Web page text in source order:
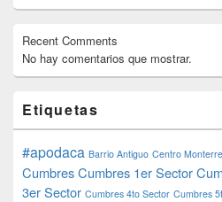
Recent Comments
No hay comentarios que mostrar.
Etiquetas
#apodaca Barrio Antiguo Centro
CumbresCumbres 1er Sector
3er Sector Cumbres 4to Sector Cumbres